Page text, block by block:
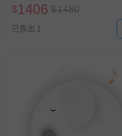
式、折價券與購物
問，你可詳見：
媽
商品如因「價格、
會主動以簡訊及
$1406 $1480
已售出 1